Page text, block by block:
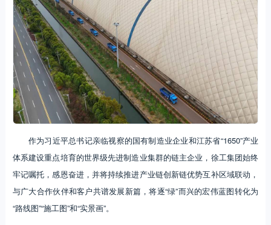
作为习近平总书记亲临视察的国有制造业企业和江苏省“1650”产业
体系建设重点培育的世界级先进制造业集群的链主企业，徐工集团始终
牢记嘱托，感恩奋进，并将持续推进产业链创新链优势互补区域联动，
与广大合作伙伴和客户共谱发展新篇，将逐“绿”而兴的宏伟蓝图转化为
“路线图”“施工图”和“实景画”。